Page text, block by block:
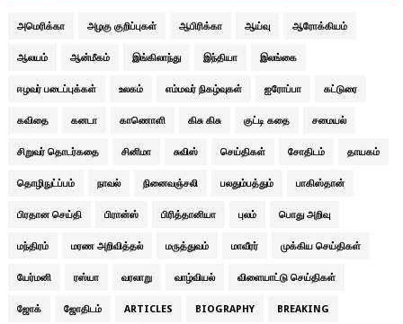
அமெரிக்கா அழகு குறிப்புகள் ஆபிரிக்கா ஆய்வு ஆரோக்கியம்
ஆலயம் ஆன்மீகம் இங்கிலாந்து இந்தியா இலங்கை
ஈழவர் படைப்புக்கள் உலகம் எம்மவர் நிகழ்வுகள் ஐரோப்பா கட்டுரை
கவிதை கனடா காணொளி கிசு கிசு குட்டி கதை சமையல்
சிறுவர் தொடர்கதை சினிமா சுவிஸ் செய்திகள் சோதிடம் தாயகம்
தொழிநுட்ப்பம் நாவல் நினைவஞ்சலி பலதும்பத்தும் பாகிஸ்தான்
பிரதான செய்தி பிரான்ஸ் பிரித்தானியா புலம் பொது அறிவு
மந்திரம் மரண அறிவித்தல் மருத்துவம் மாவீரர் முக்கிய செய்திகள்
யேர்மனி ரஸ்யா வரலாறு வாழ்வியல் விளையாட்டு செய்திகள்
ஜோக் ஜோதிடம் ARTICLES BIOGRAPHY BREAKING